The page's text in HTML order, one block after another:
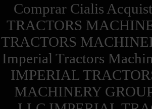
Comprar Cialis
TRACTORS
TRACTORS
Imperial Tractors
IMPERIAL
MACHINERY